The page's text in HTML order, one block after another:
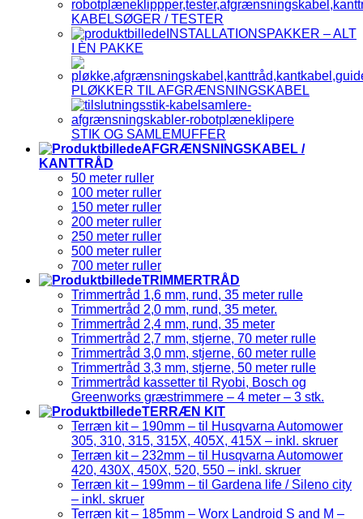
KABELSØGER / TESTER
INSTALLATIONSPAKKER – ALT
I ÈN PAKKE
PLØKKER TIL AFGRÆNSNINGSKABEL
STIK OG SAMLEMUFFER
AFGRÆNSNINGSKABEL /
KANTTRÅD
50 meter ruller
100 meter ruller
150 meter ruller
200 meter ruller
250 meter ruller
500 meter ruller
700 meter ruller
TRIMMERTRÅD
Trimmertråd 1,6 mm, rund, 35 meter rulle
Trimmertråd 2,0 mm, rund, 35 meter.
Trimmertråd 2,4 mm, rund, 35 meter
Trimmertråd 2,7 mm, stjerne, 70 meter rulle
Trimmertråd 3,0 mm, stjerne, 60 meter rulle
Trimmertråd 3,3 mm, stjerne, 50 meter rulle
Trimmertråd kassetter til Ryobi, Bosch og
Greenworks græstrimmere – 4 meter – 3 stk.
TERRÆN KIT
Terræn kit – 190mm – til Husqvarna Automower
305, 310, 315, 315X, 405X, 415X – inkl. skruer
Terræn kit – 232mm – til Husqvarna Automower
420, 430X, 450X, 520, 550 – inkl. skruer
Terræn kit – 199mm – til Gardena life / Sileno city
– inkl. skruer
Terræn kit – 185mm – Worx Landroid S and M –